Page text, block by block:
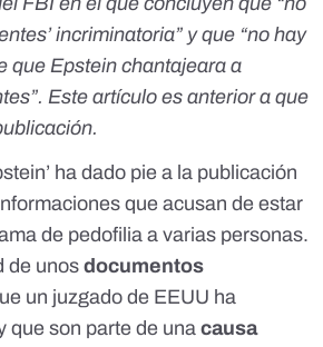
Cusack John John Legend John
Joy Behar Juan Pablo Molyneux
Roiland Justin Trudeau Kathy Griffin
Spam Kevin Spacey Kirsten Gillibrand
(deceased) Lady Gaga Larry Summers
Laura Z. Wasserman Lawrence M.
Mandy Ellison (assistant) Marc
Abramović V Mark Epstein Mark Lloyd
Meryl Streep Michelle Obama
Arteta Miley Cyrus Nadine Dorries Naomi
Natalie Blachon de Perrier Nicole
Oliver Sacks Oprah Orlando
Patton Oswalt m Paul Mellon Paula
Paula Hala Peter P. Marino eter P.
incriminatoria” y que “no hay
que Epstein chantajeara a
Este artículo es anterior a que
ha dado pie a la publicación
que acusan de estar
de pedofilia a varias personas.
de unos documentos
un juzgado de EEUU ha
que son parte de una causa